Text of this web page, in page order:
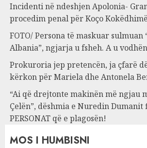
Incidenti në ndeshjen Apolonia-
procedim penal për Koço
FOTO/ Persona të maskuar sulmuan
Albania”, ngjarja u fsheh. A u
Prokuroria jep pretencën, ja çfarë
kërkon për Mariela dhe Antonela
“Ai që drejtonte makinën më ngjau
Çelën”, dëshmia e Nuredin
PERSONAT që e plagosën!
MOS I HUMBISNI